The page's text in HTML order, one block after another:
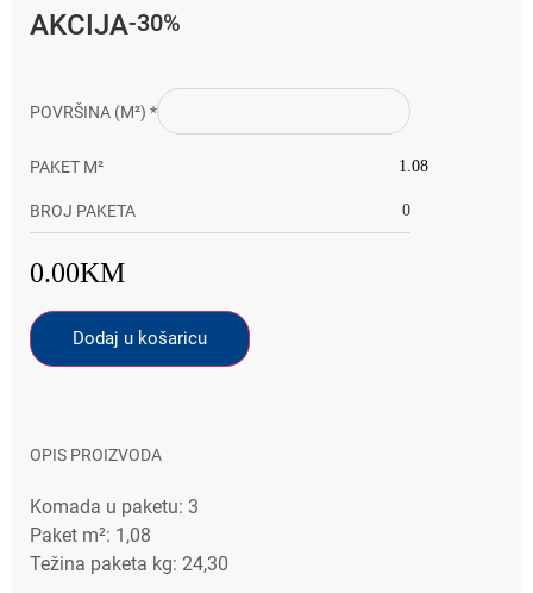
AKCIJA-30%
POVRŠINA (M²) *
PAKET M²
BROJ PAKETA 0
0.00KM
Dodaj u košaricu
OPIS PROIZVODA
Komada u paketu: 3
Paket m²: 1,08
Težina paketa kg: 24,30